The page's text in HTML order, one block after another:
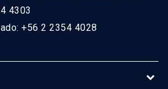
4303
+56 2 2354 4028